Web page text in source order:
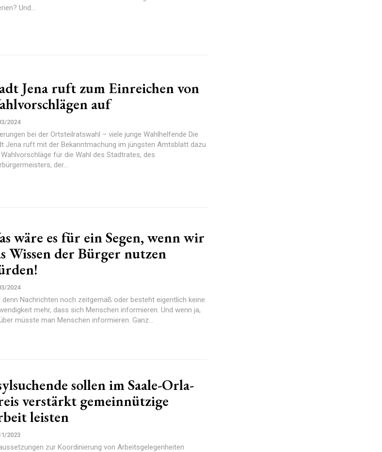
Und...
Jena ruft zum Einreichen von
auf
2024
bei der Ortsteilratswahl – viele junge Wahlhelfende Die
Jena ruft mit der Bekanntmachung im jüngsten Amtsblatt dazu
für die Wahl des Stadtrates, des
der...
wäre es für ein Segen, wenn wir
Wissen der Bürger nutzen
2024
denn Nachrichten noch zeitgemäß oder besteht eigentlich keine
mehr, dass sich Menschen informieren. Und wenn ja,
müsste man Menschen informieren. Ganz...
sollen im Saale-Orla-
verstärkt gemeinnützige
leisten
2023
zur Koordinierung von Arbeitsgelegenheiten